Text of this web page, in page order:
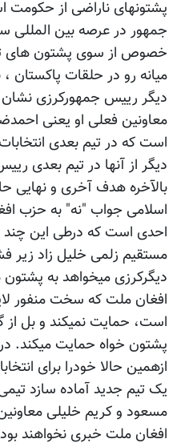
پشتونهای ناراضی از
جمهور در عرصه بین المللی
خصوص از سوی پشتون های
میانه رو در حلقات پاکستان
دیگر رییس جمهورکرزی
معاونین فعلی او یعنی
است که در تیم بعدی
دیگر از آنها در تیم بعدی
بالآخره هدف آخری و نهایی
اسلامی جواب "نه" به حزب
احدی است که درطی این
مستقیم زلمی خلیل زاد زیر
دیگرکرزی میخواهد به
افغان ملت که سخت منفور
است، حمایت نمیکند و بل از
پشتون خواه حمایت میکند.
ازهمین حالا خودرا برای
یک تیم جدید آماده سازد
مسعود و کریم خلیلی
افغان ملت خبری نخواهند